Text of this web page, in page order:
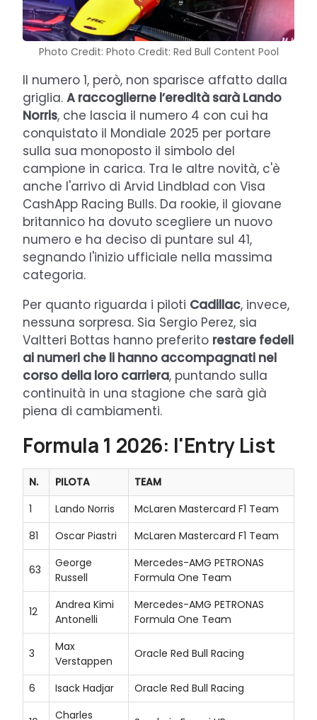
Photo Credit: Photo Credit: Red Bull Content Pool
Il numero 1, però, non sparisce affatto dalla
griglia. A raccoglierne l’eredità sarà Lando
Norris, che lascia il numero 4 con cui ha
conquistato il Mondiale 2025 per portare
sulla sua monoposto il simbolo del
campione in carica. Tra le altre novità, c'è
anche l'arrivo di Arvid Lindblad con Visa
CashApp Racing Bulls. Da rookie, il giovane
britannico ha dovuto scegliere un nuovo
numero e ha deciso di puntare sul 41,
segnando l'inizio ufficiale nella massima
categoria.
Per quanto riguarda i piloti Cadillac, invece,
nessuna sorpresa. Sia Sergio Perez, sia
Valtteri Bottas hanno preferito restare fedeli
ai numeri che li hanno accompagnati nel
corso della loro carriera, puntando sulla
continuità in una stagione che sarà già
piena di cambiamenti.
Formula 1 2026: l'Entry List
N. PILOTA
TEAM
1
Lando Norris
McLaren Mastercard F1 Team
81
Oscar Piastri McLaren Mastercard F1 Team
63
George
Russell
Mercedes-AMG PETRONAS
Formula One Team
12
Andrea Kimi
Antonelli
Mercedes-AMG PETRONAS
Formula One Team
3
Max
Verstappen
Oracle Red Bull Racing
6 Isack Hadjar Oracle Red Bull Racing
Charles